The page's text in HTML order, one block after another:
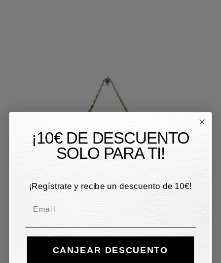
¡10€ DE DESCUENTO
SOLO PARA TI!
¡Regístrate y recibe un descuento de 10€!
CANJEAR DESCUENTO